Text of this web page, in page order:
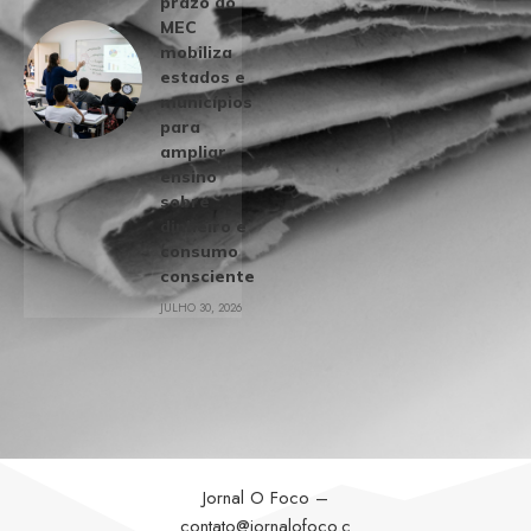
MEC
mobiliza
estados e
municípios
para
ampliar
ensino
sobre
dinheiro e
consumo
consciente
JULHO 30, 2026
Jornal O Foco –